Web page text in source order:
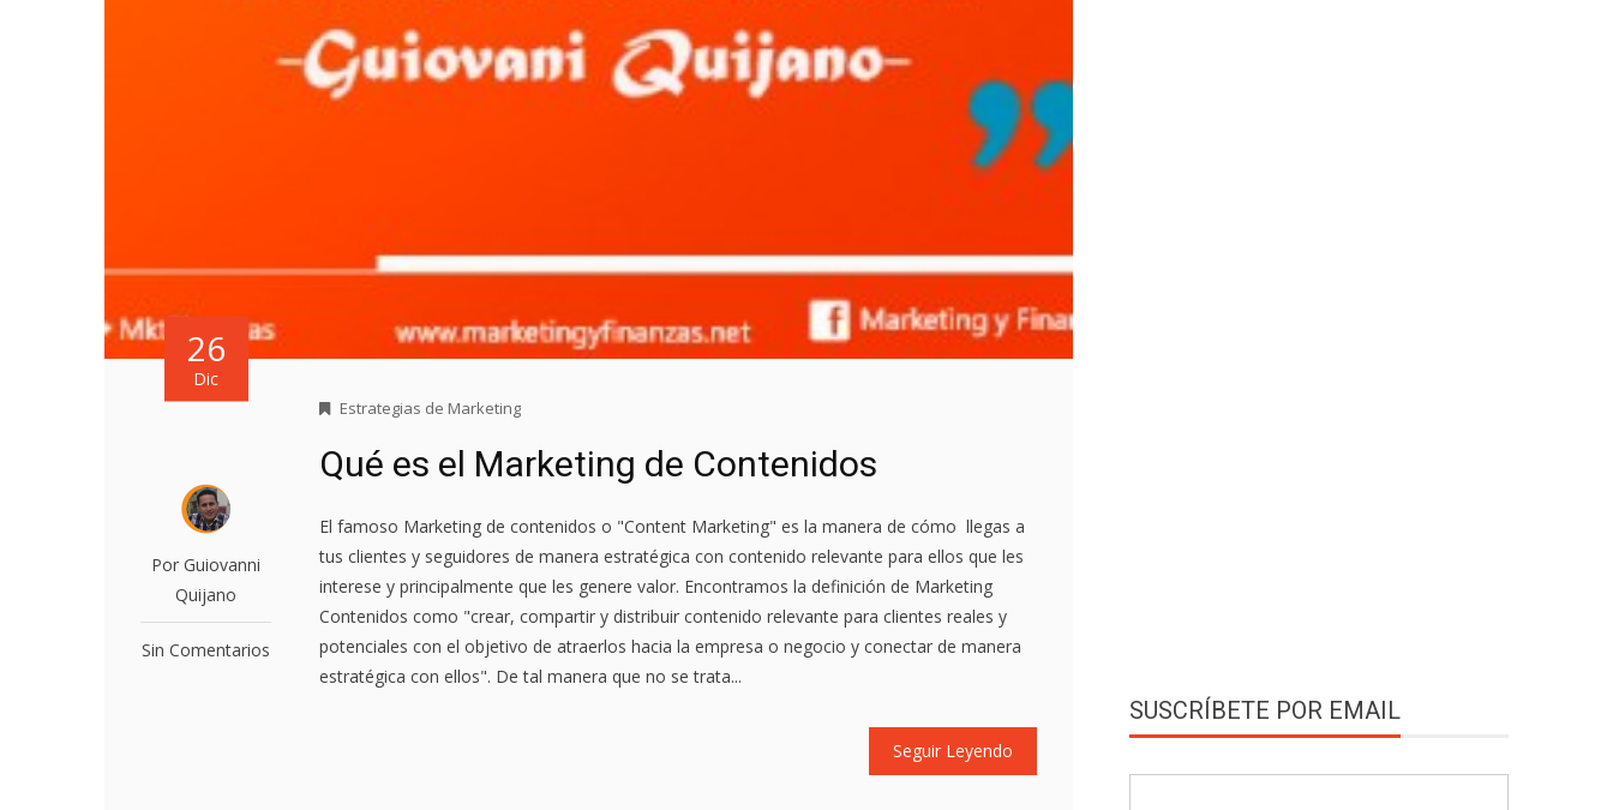
26
Dic
Por Guiovanni
Quijano
Sin Comentarios
Estrategias de Marketing
Qué es el Marketing de Contenidos
El famoso Marketing de contenidos o "Content Marketing" es la manera de cómo llegas a
tus clientes y seguidores de manera estratégica con contenido relevante para ellos que les
interese y principalmente que les genere valor. Encontramos la definición de Marketing
Contenidos como "crear, compartir y distribuir contenido relevante para clientes reales y
potenciales con el objetivo de atraerlos hacia la empresa o negocio y conectar de manera
estratégica con ellos". De tal manera que no se trata...
Seguir Leyendo
SUSCRÍBETE POR EMAIL